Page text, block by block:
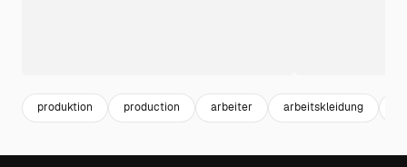
produktion production arbeiter arbeitskleidung